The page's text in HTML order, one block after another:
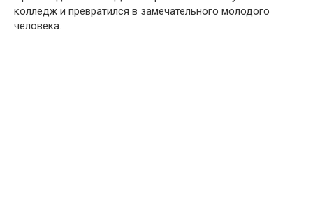
колледж и превратился в замечательного молодого
человека.